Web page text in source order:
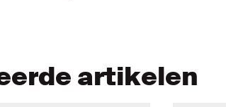
artikelen